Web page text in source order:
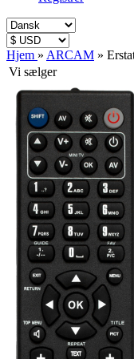
Hjem » ARCAM »
Vi sælger